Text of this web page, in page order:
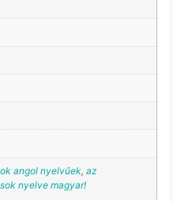
angol nyelvűek, az
nyelve magyar!